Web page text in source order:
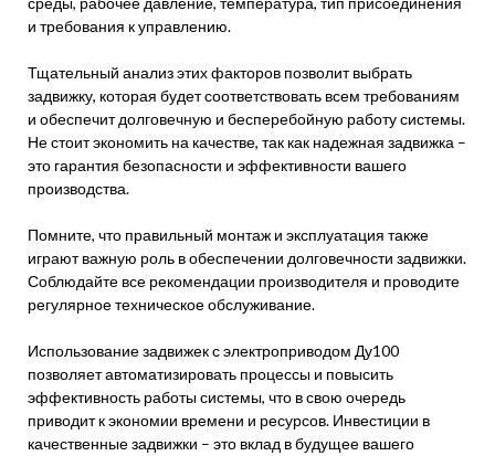
и требования к управлению.
Тщательный анализ этих факторов позволит выбрать
задвижку, которая будет соответствовать всем требованиям
и обеспечит долговечную и бесперебойную работу системы.
Не стоит экономить на качестве, так как надежная задвижка –
это гарантия безопасности и эффективности вашего
производства.
Помните, что правильный монтаж и эксплуатация также
играют важную роль в обеспечении долговечности задвижки.
Соблюдайте все рекомендации производителя и проводите
регулярное техническое обслуживание.
Использование задвижек с электроприводом Ду100
позволяет автоматизировать процессы и повысить
эффективность работы системы, что в свою очередь
приводит к экономии времени и ресурсов. Инвестиции в
качественные задвижки – это вклад в будущее вашего